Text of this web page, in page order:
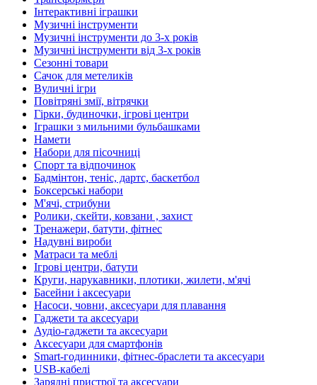
Інтерактивні іграшки
Музичні інструменти
Музичні інструменти до 3-х років
Музичні інструменти від 3-х років
Сезонні товари
Сачок для метеликів
Вуличні ігри
Повітряні змії, вітрячки
Гірки, будиночки, ігрові центри
Іграшки з мильними бульбашками
Намети
Набори для пісочниці
Спорт та відпочинок
Бадмінтон, теніс, дартс, баскетбол
Боксерські набори
М'ячі, стрибуни
Ролики, скейти, ковзани , захист
Тренажери, батути, фітнес
Надувні вироби
Матраси та меблі
Ігрові центри, батути
Круги, нарукавники, плотики, жилети, м'ячі
Басейни і аксесуари
Насоси, човни, аксесуари для плавання
Гаджети та аксесуари
Аудіо-гаджети та аксесуари
Аксесуари для смартфонів
Smart-годинники, фітнес-браслети та аксесуари
USB-кабелі
Зарядні пристрої та аксесуари